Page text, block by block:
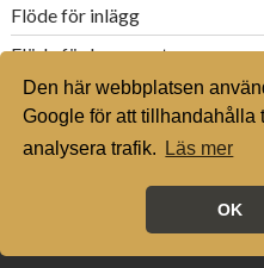
Den här webbplatsen
Google för att tillhandahålla
analysera trafik.
Läs mer
OK
Flöde för inlägg
Flöde för kommentarer
WordPress.org
© 2016 husvillaguiden.se
Proudly powered by
Plus by